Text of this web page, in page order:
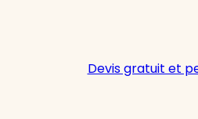
Devis gratuit et